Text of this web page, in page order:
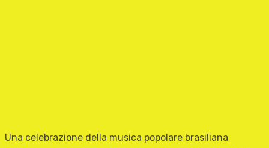
Una celebrazione della musica popolare brasiliana